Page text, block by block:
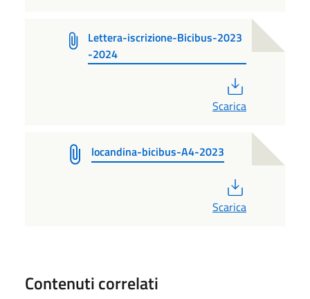
Lettera-iscrizione-Bicibus-2023
-2024
Scarica
locandina-bicibus-A4-2023
Scarica
Contenuti correlati